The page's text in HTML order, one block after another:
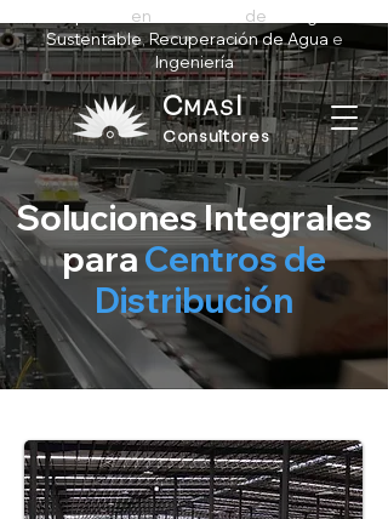
en de
Sustentable,Recuperación de Agua e
Ingeniería
CMASI
Consultores
Soluciones Integrales
paraCentros de
Distribución